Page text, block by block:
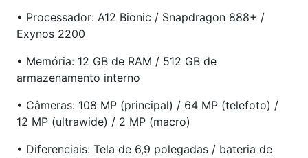
• Processador: A12 Bionic / Snapdragon 888+ /
Exynos 2200
• Memória: 12 GB de RAM / 512 GB de
armazenamento interno
• Câmeras: 108 MP (principal) / 64 MP (telefoto) /
12 MP (ultrawide) / 2 MP (macro)
• Diferenciais: Tela de 6,9 polegadas / bateria de